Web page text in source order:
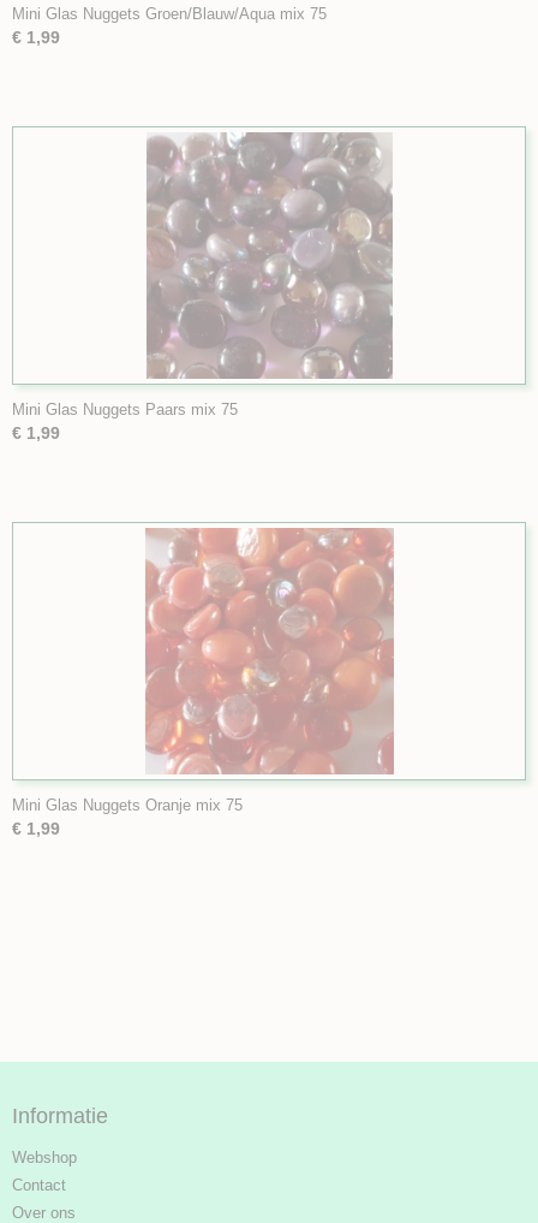
Mini Glas Nuggets Groen/Blauw/Aqua mix 75
€ 1,99
Mini Glas Nuggets Paars mix 75
€ 1,99
Mini Glas Nuggets Oranje mix 75
€ 1,99
Informatie
Webshop
Contact
Over ons